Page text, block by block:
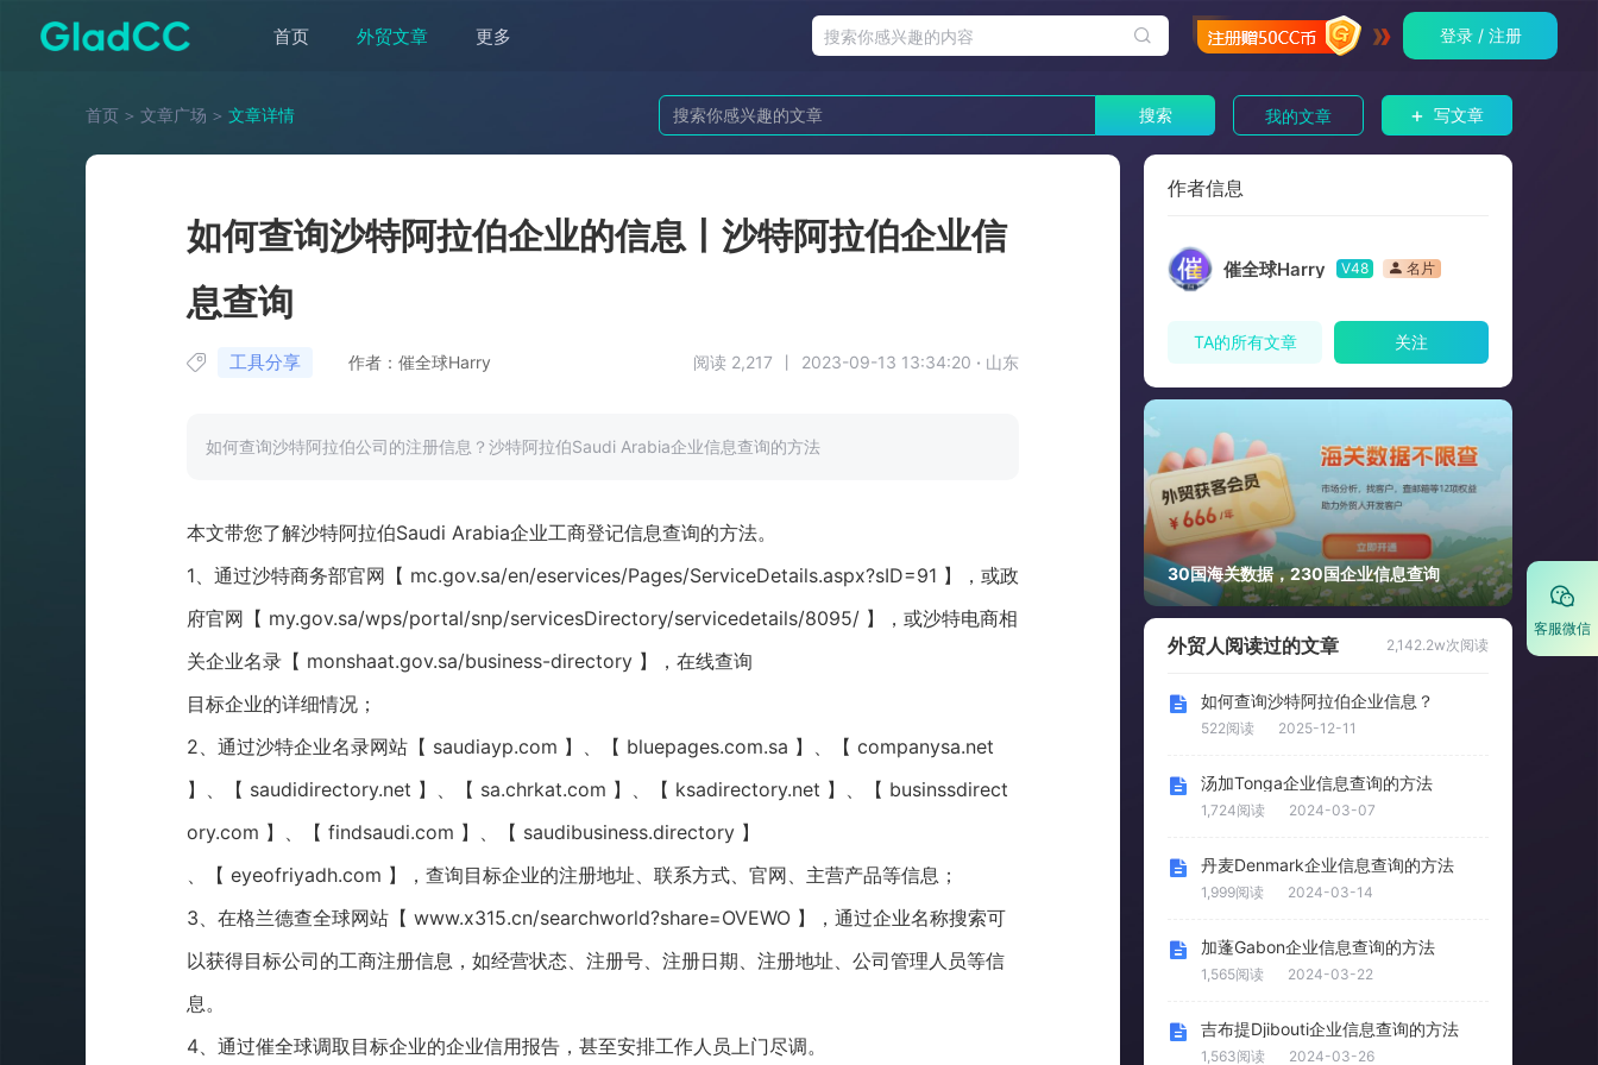
首页 外贸文章 更多 登录 / 注册
客服微信
首页 ＞ 文章广场 ＞ 文章详情 搜索 我的文章 + 写文章
如何查询沙特阿拉伯企业的信息丨沙特阿拉伯企业信
息查询
工具分享 作者：催全球Harry 阅读 2,217 丨 2023-09-13 13:34:20 · 山东
如何查询沙特阿拉伯公司的注册信息？沙特阿拉伯Saudi Arabia企业信息查询的方法
本文带您了解沙特阿拉伯Saudi Arabia企业工商登记信息查询的方法。
1、通过沙特商务部官网【 mc.gov.sa/en/eservices/Pages/ServiceDetails.aspx?sID=91 】，或政
府官网【 my.gov.sa/wps/portal/snp/servicesDirectory/servicedetails/8095/ 】，或沙特电商相
关企业名录【 monshaat.gov.sa/business-directory 】，在线查询
目标企业的详细情况；
2、通过沙特企业名录网站【 saudiayp.com 】、【 bluepages.com.sa 】、【 companysa.net
】、【 saudidirectory.net 】、【 sa.chrkat.com 】、【 ksadirectory.net 】、【 businssdirect
ory.com 】、【 findsaudi.com 】、【 saudibusiness.directory 】
、【 eyeofriyadh.com 】，查询目标企业的注册地址、联系方式、官网、主营产品等信息；
3、在格兰德查全球网站【 www.x315.cn/searchworld?share=OVEWO 】，通过企业名称搜索可
以获得目标公司的工商注册信息，如经营状态、注册号、注册日期、注册地址、公司管理人员等信
息。
4、通过催全球调取目标企业的企业信用报告，甚至安排工作人员上门尽调。
作者信息
催全球Harry V48 名片
TA的所有文章 关注
30国海关数据，230国企业信息查询
外贸人阅读过的文章 2,142.2w次阅读
如何查询沙特阿拉伯企业信息？
522阅读 2025-12-11
汤加Tonga企业信息查询的方法
1,724阅读 2024-03-07
丹麦Denmark企业信息查询的方法
1,999阅读 2024-03-14
加蓬Gabon企业信息查询的方法
1,565阅读 2024-03-22
吉布提Djibouti企业信息查询的方法
1,563阅读 2024-03-26